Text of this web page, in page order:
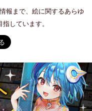
報まで、絵に関するあらゆ
しています。